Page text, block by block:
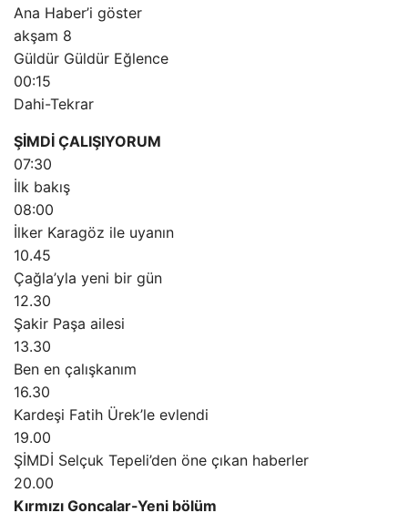
Ana Haber’i göster
akşam 8
Güldür Güldür Eğlence
00:15
Dahi-Tekrar
ŞİMDİ ÇALIŞIYORUM
07:30
İlk bakış
08:00
İlker Karagöz ile uyanın
10.45
Çağla’yla yeni bir gün
12.30
Şakir Paşa ailesi
13.30
Ben en çalışkanım
16.30
Kardeşi Fatih Ürek’le evlendi
19.00
ŞİMDİ Selçuk Tepeli’den öne çıkan haberler
20.00
Kırmızı Goncalar-Yeni bölüm